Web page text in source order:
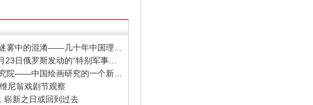
· 2026年4月23日俄罗斯发动的“特别军事行动”已进入第5个年头，俄乌局势最新综述
· 中国画研究院——中国绘画研究的一个新开篇
尼翁戏剧节观察
崭新之日或回到过去